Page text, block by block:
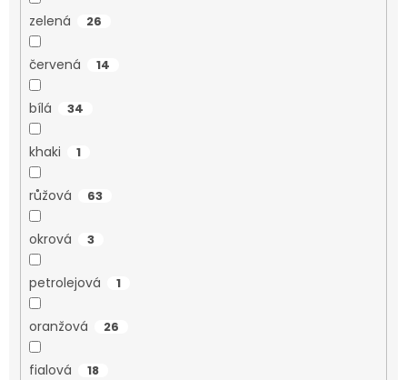
zelená 26
červená 14
bílá 34
khaki 1
růžová 63
okrová 3
petrolejová 1
oranžová 26
fialová 18